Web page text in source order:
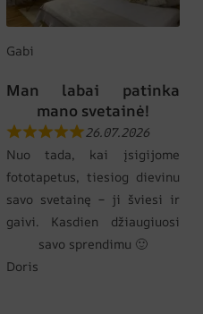
Gabi
Man labai patinka
mano svetainė!
26.07.2026
Nuo tada, kai įsigijome
fototapetus, tiesiog dievinu
savo svetainę – ji šviesi ir
gaivi. Kasdien džiaugiuosi
savo sprendimu 🙂
Doris